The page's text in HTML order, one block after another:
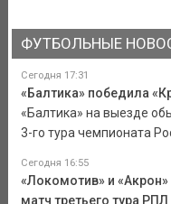
ФУТБОЛЬНЫЕ
Сегодня 17:31
«Балтика» победила
«Балтика» на выезде
3-го тура чемпионата
Сегодня 16:55
«Локомотив» и
матч третьего тура РПЛ